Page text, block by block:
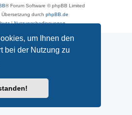
um Ihnen den
bei der Nutzung zu
® Forum Software © phpBB Limited
Übersetzung durch phpBB.de
|Nutzungsbedingungen